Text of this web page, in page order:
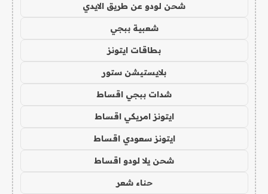
شحن لودو عن طريق الايدي
شعبية ببجي
بطاقات ايتونز
بلايستيشن ستور
شدات ببجي اقساط
ايتونز امريكي اقساط
ايتونز سعودي اقساط
شحن يلا لودو اقساط
حناء شعر